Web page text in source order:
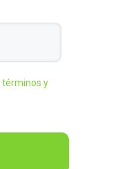
términos y